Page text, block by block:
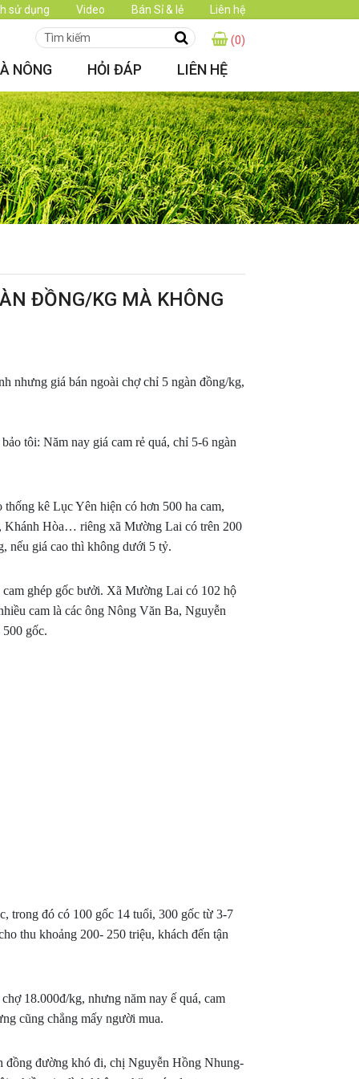
sử dụng Video Bán Sỉ & lẻ Liên hệ
(0)
NÔNG HỎI ĐÁP LIÊN HỆ
ĐỒNG/KG MÀ KHÔNG
nhưng giá bán ngoài chợ chỉ 5 ngàn đồng/kg,
tôi: Năm nay giá cam rẻ quá, chỉ 5-6 ngàn
kê Lục Yên hiện có hơn 500 ha cam,
Khánh Hòa… riêng xã Mường Lai có trên 200
nếu giá cao thì không dưới 5 tỷ.
ghép gốc bưởi. Xã Mường Lai có 102 hộ
cam là các ông Nông Văn Ba, Nguyễn
gốc.
trong đó có 100 gốc 14 tuổi, 300 gốc từ 3-7
thu khoảng 200- 250 triệu, khách đến tận
18.000đ/kg, nhưng năm nay ế quá, cam
cũng chẳng mấy người mua.
đồng đường khó đi, chị Nguyễn Hồng Nhung-
HỒI SỬ DỤNG SẢN PHẨM SINH
HỌC HLC